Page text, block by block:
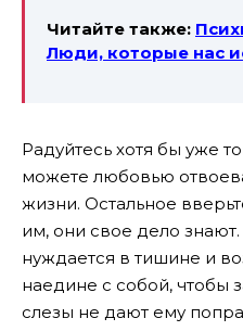
Читайте также:
Люди, которые нас
Радуйтесь хотя бы уже
можете любовью
жизни. Остальное
им, они свое дело
нуждается в тишине и
наедине с собой, чтобы
слезы не дают ему